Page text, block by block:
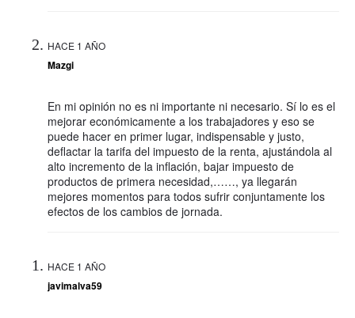
HACE 1 AÑO
Mazgi
En mi opinión no es ni importante ni necesario. Sí lo es el
mejorar económicamente a los trabajadores y eso se
puede hacer en primer lugar, indispensable y justo,
deflactar la tarifa del impuesto de la renta, ajustándola al
alto incremento de la inflación, bajar impuesto de
productos de primera necesidad,……, ya llegarán
mejores momentos para todos sufrir conjuntamente los
efectos de los cambios de jornada.
HACE 1 AÑO
javimalva59